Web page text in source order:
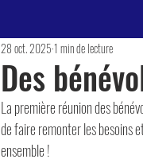
Des
28 oct. 20251 min de lecture
La première réunion des
de faire remonter les besoins
ensemble !